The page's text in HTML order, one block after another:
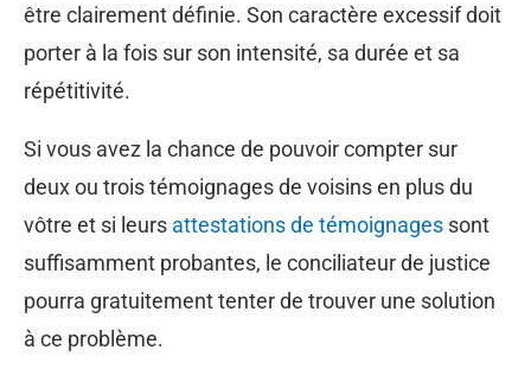
être clairement définie. Son caractère excessif doit
porter à la fois sur son intensité, sa durée et sa
répétitivité.
Si vous avez la chance de pouvoir compter sur
deux ou trois témoignages de voisins en plus du
vôtre et si leurs attestations de témoignages sont
suffisamment probantes, le conciliateur de justice
pourra gratuitement tenter de trouver une solution
à ce problème.